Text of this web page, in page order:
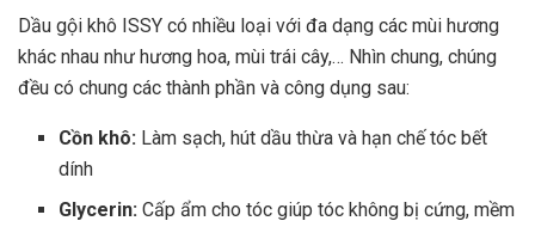
Dầu gội khô ISSY có nhiều loại với đa dạng các mùi hương
khác nhau như hương hoa, mùi trái cây,… Nhìn chung, chúng
đều có chung các thành phần và công dụng sau:
Cồn khô: Làm sạch, hút dầu thừa và hạn chế tóc bết
dính
Glycerin: Cấp ẩm cho tóc giúp tóc không bị cứng, mềm